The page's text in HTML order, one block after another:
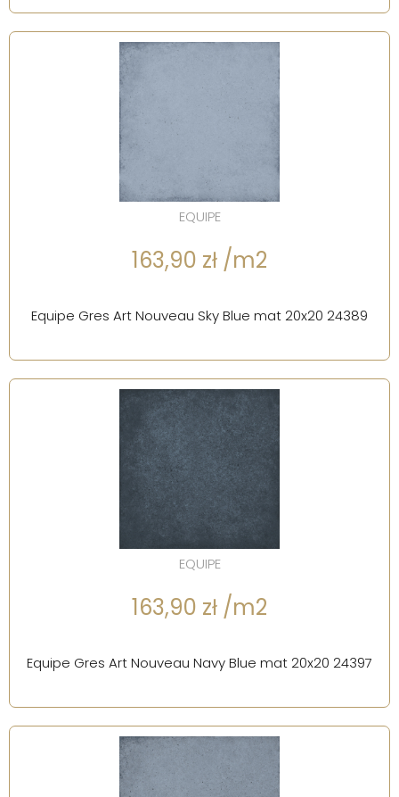
EQUIPE
163,90 zł /m2
Equipe Gres Art Nouveau Sky Blue mat 20x20 24389
EQUIPE
163,90 zł /m2
Equipe Gres Art Nouveau Navy Blue mat 20x20 24397